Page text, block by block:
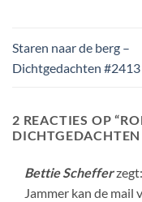
Staren naar de berg –
Dichtgedachten #2413
2 REACTIES OP “
Bettie Schefferzegt:
Jammer kan de mail